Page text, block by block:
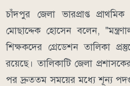
চাঁদপুর জেলা ভারপ্রাপ্ত প্রাথমিক
মোছাদ্দেক হোসেন বলেন,
শিক্ষকদের গ্রেডেশন তালিকা
রয়েছে। তালিকাটি জেলা
পর দ্রুততম সময়ের মধ্যে শূন্য